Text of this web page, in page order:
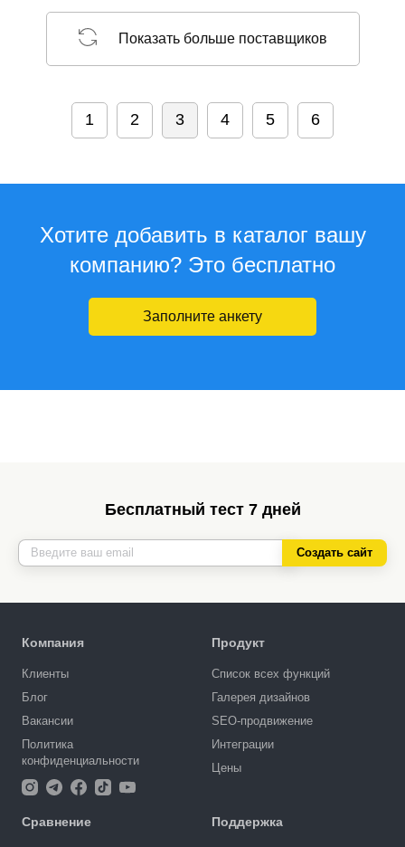
Показать больше поставщиков
1 2 3 4 5 6
Хотите добавить в каталог вашу
компанию? Это бесплатно
Заполните анкету
Бесплатный тест 7 дней
Создать сайт
Компания
Клиенты
Блог
Вакансии
Политика
конфиденциальности
Продукт
Список всех функций
Галерея дизайнов
SEO-продвижение
Интеграции
Цены
Сравнение Поддержка